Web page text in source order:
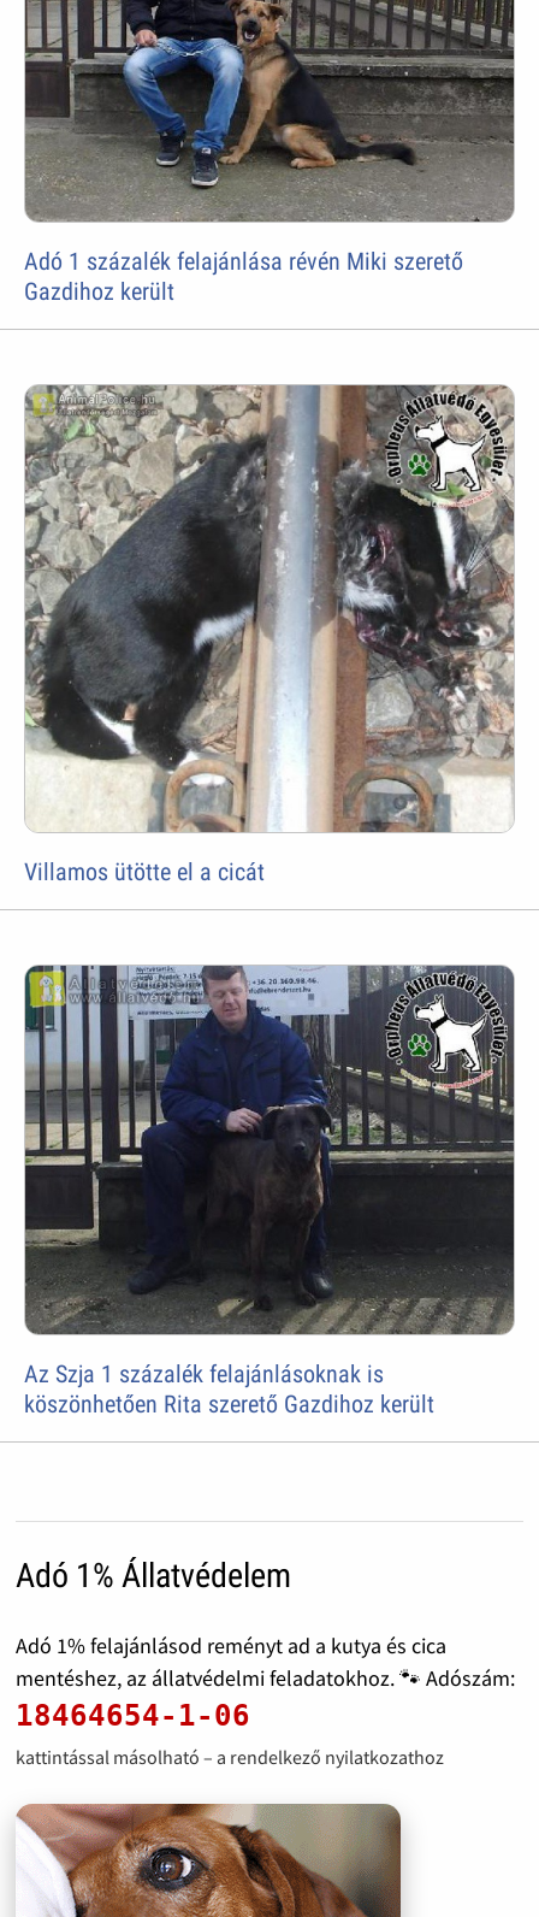
Adó 1 százalék felajánlása révén Miki szerető
Gazdihoz került
Villamos ütötte el a cicát
Az Szja 1 százalék felajánlásoknak is
köszönhetően Rita szerető Gazdihoz került
Adó 1% Állatvédelem
Adó 1% felajánlásod reményt ad a kutya és cica
mentéshez, az állatvédelmi feladatokhoz. 🐾 Adószám:
18464654-1-06
kattintással másolható – a rendelkező nyilatkozathoz